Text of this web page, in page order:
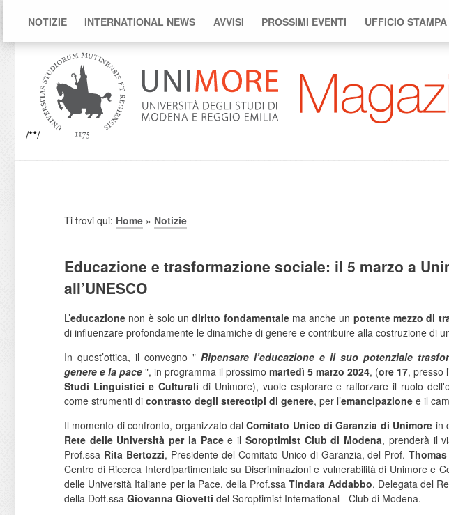
NOTIZIE INTERNATIONAL NEWS AVVISI PROSSIMI EVENTI UFFICIO STAMPA
/**/
Ti trovi qui: Home » Notizie
Educazione e trasformazione sociale: il 5 marzo a
all’UNESCO
L’educazione non è solo undiritto fondamentalema anche un potente mezzo di
di influenzare profondamente le dinamiche di genere e contribuire alla costruzione di
In quest’ottica, il convegno " Ripensare l’educazione e il suo potenziale
genere e la pace ", in programma il prossimo martedì 5 marzo 2024, (ore 17, presso
Studi Linguistici e Culturali di Unimore), vuole esplorare e rafforzare il ruolo
come strumenti di contrasto degli stereotipi di genere, per l’emancipazione e il
Il momento di confronto, organizzato dalComitato Unico di Garanzia di Unimore in
Rete delle Università per la Pacee il Soroptimist Club di Modena, prenderà il
Prof.ssa Rita Bertozzi, Presidente del Comitato Unico di Garanzia, del Prof.
Centro di Ricerca Interdipartimentale su Discriminazioni e vulnerabilità di Unimore e
delle Università Italiane per la Pace, della Prof.ssaTindara Addabbo, Delegata del
della Dott.ssa Giovanna Giovetti del Soroptimist International - Club di Modena.